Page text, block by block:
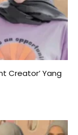
Creator’ Yang